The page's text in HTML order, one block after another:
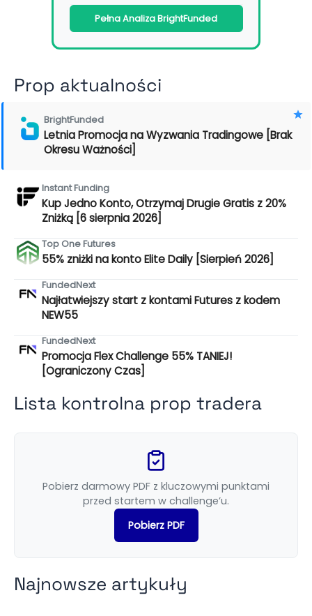
Pełna Analiza BrightFunded
Prop aktualności
BrightFunded
Letnia Promocja na Wyzwania Tradingowe [Brak
Okresu Ważności]
Instant Funding
Kup Jedno Konto, Otrzymaj Drugie Gratis z 20%
Zniżką [6 sierpnia 2026]
Top One Futures
55% zniżki na konto Elite Daily [Sierpień 2026]
FundedNext
Najłatwiejszy start z kontami Futures z kodem
NEW55
FundedNext
Promocja Flex Challenge 55% TANIEJ!
[Ograniczony Czas]
Lista kontrolna prop tradera
Pobierz darmowy PDF z kluczowymi punktami
przed startem w challenge’u.
Pobierz PDF
Najnowsze artykuły